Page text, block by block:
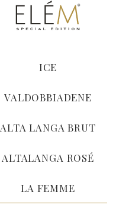
ICE
VALDOBBIADENE
ALTA LANGA BRUT
ALTALANGA ROSÉ
LA FEMME